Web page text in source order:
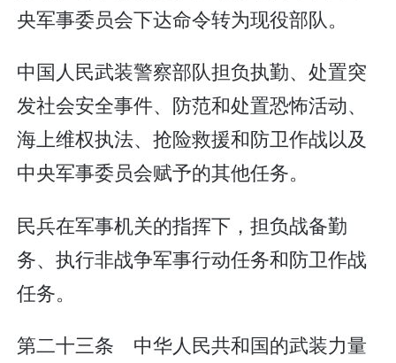
央军事委员会下达命令转为现役部队。
中国人民武装警察部队担负执勤、处置突
发社会安全事件、防范和处置恐怖活动、
海上维权执法、抢险救援和防卫作战以及
中央军事委员会赋予的其他任务。
民兵在军事机关的指挥下，担负战备勤
务、执行非战争军事行动任务和防卫作战
任务。
第二十三条 中华人民共和国的武装力量